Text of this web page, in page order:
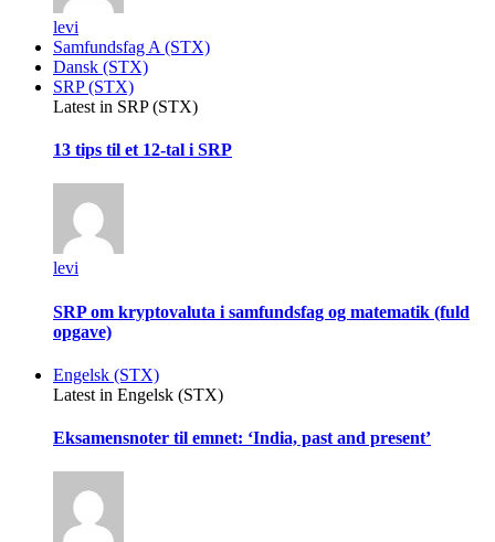
levi
Samfundsfag A (STX)
Dansk (STX)
SRP (STX)
Latest in SRP (STX)
13 tips til et 12-tal i SRP
levi
SRP om kryptovaluta i samfundsfag og matematik (fuld
opgave)
Engelsk (STX)
Latest in Engelsk (STX)
Eksamensnoter til emnet: ‘India, past and present’